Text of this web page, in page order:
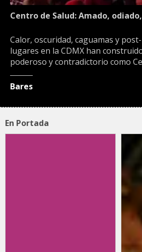
Centro de Salud: Amado,
Calor, oscuridad, caguamas y
lugares en la CDMX han
poderoso y contradictorio como
Bares
En Portada